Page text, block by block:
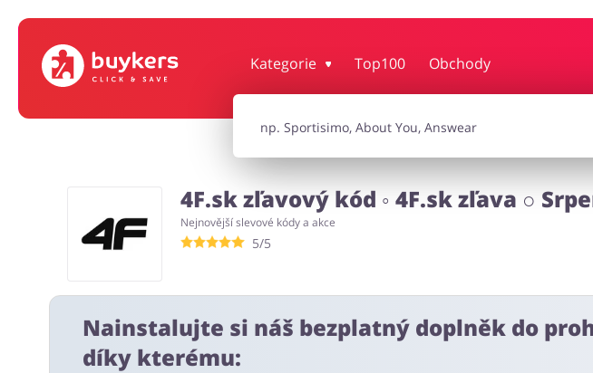
Kategorie Top100 Obchody
Dům, interiér a zahrada Knihy, filmy, hry a hudba
Turistika a cestování
4F.sk zľavový kód ◦ 4F.sk zľava ○
Nejnovější slevové kódy a akce
5/5
Nainstalujte si náš bezplatný doplněk do
díky kterému: